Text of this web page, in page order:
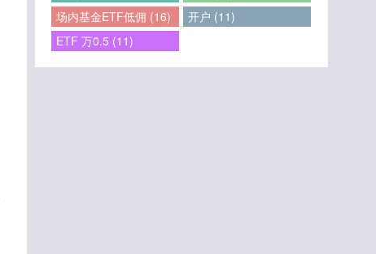
场内基金ETF低佣 (16)
开户 (11)
ETF 万0.5 (11)